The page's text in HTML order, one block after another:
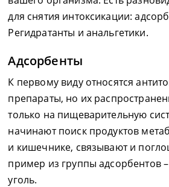
для снятия интоксикации:
Регидратанты и анальгетики.
Адсорбенты
К первому виду относятся
препараты, но их
только на пищеварительную
начинают поиск продуктов
и кишечнике, связывают и
пример из группы адсорбентов
уголь.